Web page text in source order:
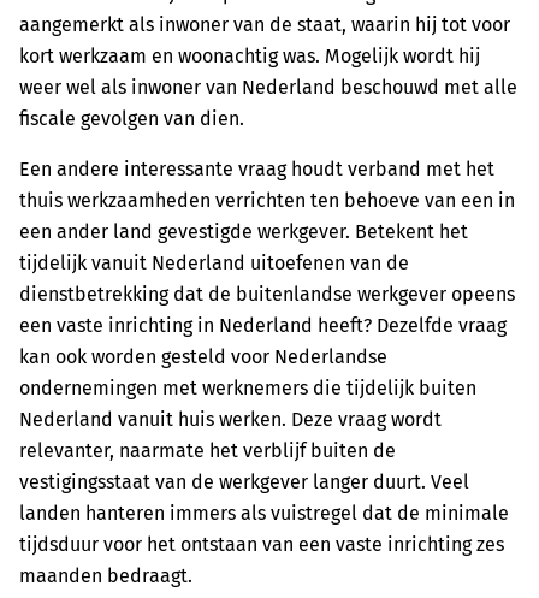
aangemerkt als inwoner van de staat, waarin hij tot voor
kort werkzaam en woonachtig was. Mogelijk wordt hij
weer wel als inwoner van Nederland beschouwd met alle
fiscale gevolgen van dien.
Een andere interessante vraag houdt verband met het
thuis werkzaamheden verrichten ten behoeve van een in
een ander land gevestigde werkgever. Betekent het
tijdelijk vanuit Nederland uitoefenen van de
dienstbetrekking dat de buitenlandse werkgever opeens
een vaste inrichting in Nederland heeft? Dezelfde vraag
kan ook worden gesteld voor Nederlandse
ondernemingen met werknemers die tijdelijk buiten
Nederland vanuit huis werken. Deze vraag wordt
relevanter, naarmate het verblijf buiten de
vestigingsstaat van de werkgever langer duurt. Veel
landen hanteren immers als vuistregel dat de minimale
tijdsduur voor het ontstaan van een vaste inrichting zes
maanden bedraagt.